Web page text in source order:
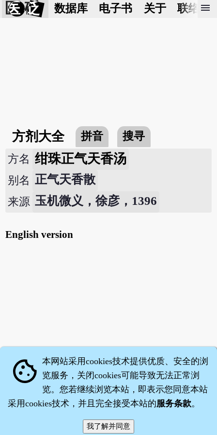
医 砭 数据库 电子书 关于 联络我
menu
方剂大全 拼音
搜寻
方名 绀珠正气天香汤
别名 正气天香散
来源 玉机微义，徐彦，1396
English version
·沈药子©2008～2026
cookie 本网站采用cookies技术提供优质、安全的浏
览服务，关闭cookies可能导致无法正常浏
览。您若继续浏览本站，即表示您同意本站
采用cookies技术，并且完全接受本站的服务条款。